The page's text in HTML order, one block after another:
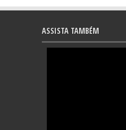
ASSISTA TAMBÉM